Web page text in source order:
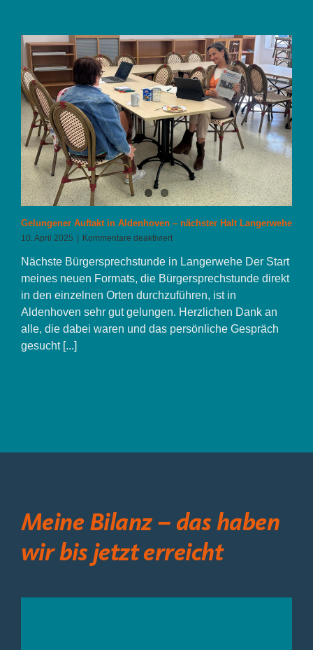
Gelungener Auftakt in Aldenhoven – nächster Halt Langerwehe
10. April 2025 Kommentare deaktiviertfür
Auftakt
in
–
nächster
Halt
Nächste Bürgersprechstunde in Langerwehe Der Start
meines neuen Formats, die Bürgersprechstunde direkt
in den einzelnen Orten durchzuführen, ist in
Aldenhoven sehr gut gelungen. Herzlichen Dank an
alle, die dabei waren und das persönliche Gespräch
gesucht [...]
Meine Bilanz – das haben
wir bis jetzt erreicht